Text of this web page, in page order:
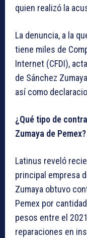
quien realizó la
La denuncia, a la
tiene miles de
Internet (CFDI),
de Sánchez
así como
¿Qué tipo de
Zumaya de Pemex?
Latinus reveló
principal empresa
Zumaya obtuvo
Pemex por
pesos entre el
reparaciones en